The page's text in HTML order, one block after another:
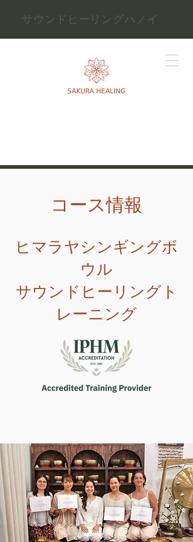
サウンドヒーリングハノイ
コース情報
ヒマラヤシンギングボ
ウル
サウンドヒーリングト
レーニング